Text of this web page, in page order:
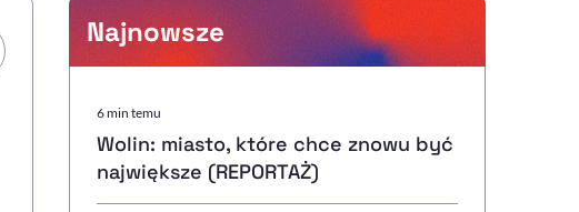
Resetuj opcje
Najnowsze
6 min temu
Wolin: miasto, które chce znowu być
największe (REPORTAŻ)